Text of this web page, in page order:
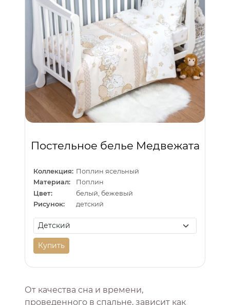
Постельное белье Медвежата
Коллекция: Поплин ясельный
Материал:
Поплин
Цвет:
белый, бежевый
Рисунок:
детский
Купить
От качества сна и времени,
проведенного в спальне, зависит как